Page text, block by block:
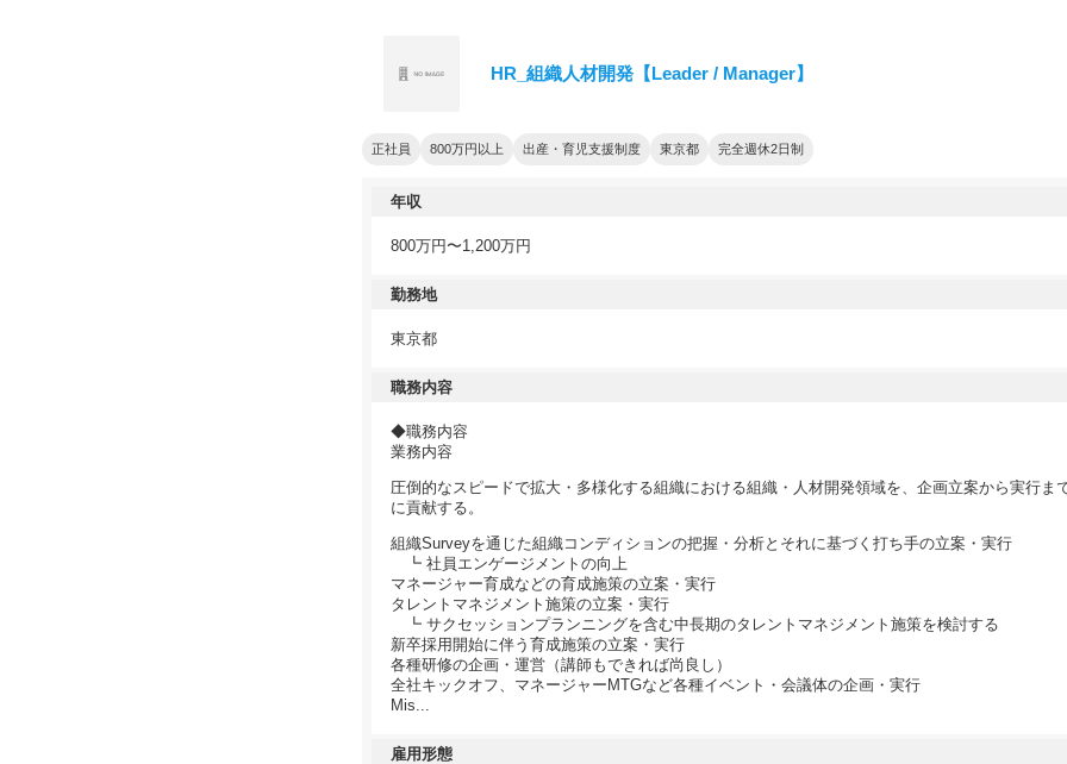
HR_組織人材開発【Leader / Manager】
正社員 800万円以上 出産・育児支援制度 東京都 完全週休2日制
年収
800万円〜1,200万円
勤務地
東京都
職務内容
◆職務内容
業務内容
圧倒的なスピードで拡大・多様化する組織における組織・人材開発領域を、企画立案から実行ま
に貢献する。
組織Surveyを通じた組織コンディションの把握・分析とそれに基づく打ち手の立案・実行
┗ 社員エンゲージメントの向上
マネージャー育成などの育成施策の立案・実行
タレントマネジメント施策の立案・実行
┗ サクセッションプランニングを含む中長期のタレントマネジメント施策を検討する
新卒採用開始に伴う育成施策の立案・実行
各種研修の企画・運営（講師もできれば尚良し）
全社キックオフ、マネージャーMTGなど各種イベント・会議体の企画・実行
Mis...
雇用形態